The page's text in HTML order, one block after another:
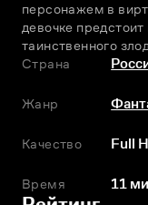
персонажем в
девочке
таинственного
Страна
Жанр
Качество Full
Время 11